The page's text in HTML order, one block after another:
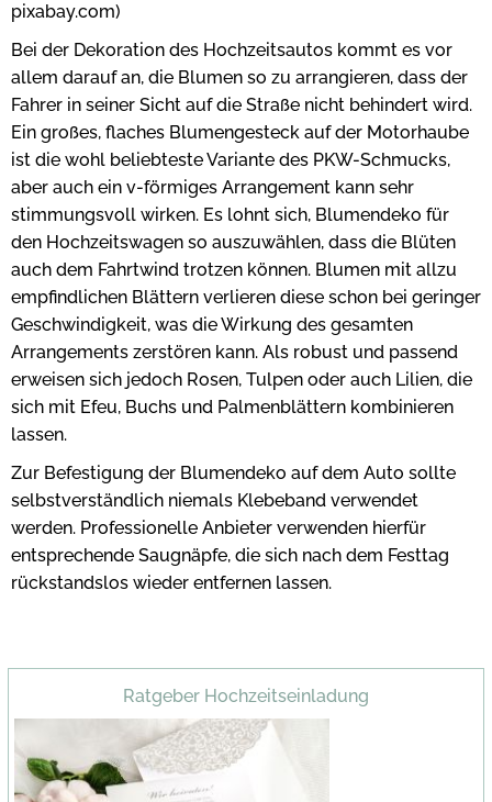
pixabay.com)
Bei der Dekoration des Hochzeitsautos kommt es vor
allem darauf an, die Blumen so zu arrangieren, dass der
Fahrer in seiner Sicht auf die Straße nicht behindert wird.
Ein großes, flaches Blumengesteck auf der Motorhaube
ist die wohl beliebteste Variante des PKW-Schmucks,
aber auch ein v-förmiges Arrangement kann sehr
stimmungsvoll wirken. Es lohnt sich, Blumendeko für
den Hochzeitswagen so auszuwählen, dass die Blüten
auch dem Fahrtwind trotzen können. Blumen mit allzu
empfindlichen Blättern verlieren diese schon bei geringer
Geschwindigkeit, was die Wirkung des gesamten
Arrangements zerstören kann. Als robust und passend
erweisen sich jedoch Rosen, Tulpen oder auch Lilien, die
sich mit Efeu, Buchs und Palmenblättern kombinieren
lassen.
Zur Befestigung der Blumendeko auf dem Auto sollte
selbstverständlich niemals Klebeband verwendet
werden. Professionelle Anbieter verwenden hierfür
entsprechende Saugnäpfe, die sich nach dem Festtag
rückstandslos wieder entfernen lassen.
Ratgeber Hochzeitseinladung